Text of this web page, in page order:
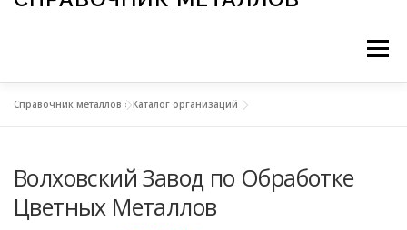
Меню
МЕТАЛЛЫ И ОКРУЖАЮЩАЯ СРЕДА
Справочник металлов »Каталог организаций
Волховский Завод по Обработке
Цветных Металлов